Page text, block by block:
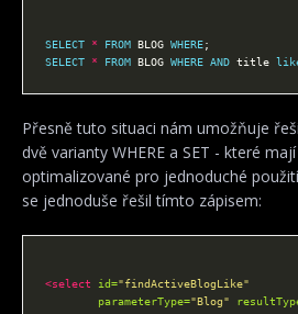
SELECT * FROM BLOG WHERE
SELECT
* FROM BLOG WHERE AND title
Přesně tuto situaci nám umožňuje
dvě varianty WHERE a SET - které
optimalizované pro jednoduché
se jednoduše řešil tímto zápisem:
<select id="findActiveBlogLike"
parameterType="Blog"